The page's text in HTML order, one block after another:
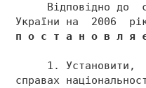
Відповідно до
України на  2006
п о с т а н о в л я
1. Установити,
справах